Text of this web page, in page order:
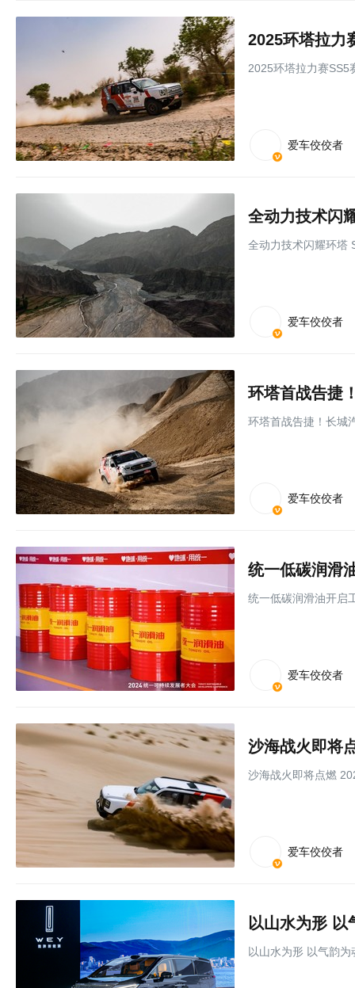
2025环塔拉力
2025环塔拉力赛SS5
爱车佼佼者
全动力技术闪
全动力技术闪耀环塔
爱车佼佼者
环塔首战告捷
环塔首战告捷！长城
爱车佼佼者
统一低碳润滑
统一低碳润滑油开启
爱车佼佼者
沙海战火即将
沙海战火即将点燃
爱车佼佼者
以山水为形
以山水为形 以气韵